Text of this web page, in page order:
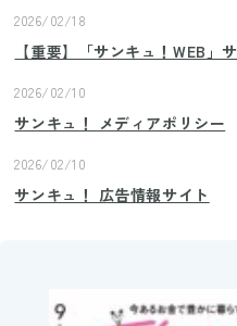
2026/02/18
【重要】「サンキュ！WEB」
2026/02/10
サンキュ！ メディアポリシー
2026/02/10
サンキュ！ 広告情報サイト